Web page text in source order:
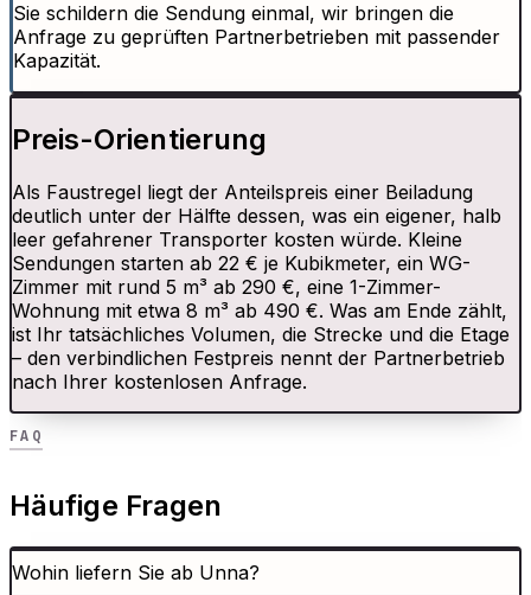
Sie schildern die Sendung einmal, wir bringen die
Anfrage zu geprüften Partnerbetrieben mit passender
Kapazität.
Preis-Orientierung
Als Faustregel liegt der Anteilspreis einer Beiladung
deutlich unter der Hälfte dessen, was ein eigener, halb
leer gefahrener Transporter kosten würde. Kleine
Sendungen starten ab 22 € je Kubikmeter, ein WG-
Zimmer mit rund 5 m³ ab 290 €, eine 1-Zimmer-
Wohnung mit etwa 8 m³ ab 490 €. Was am Ende zählt,
ist Ihr tatsächliches Volumen, die Strecke und die Etage
– den verbindlichen Festpreis nennt der Partnerbetrieb
nach Ihrer kostenlosen Anfrage.
FAQ
Häufige Fragen
Wohin liefern Sie ab Unna?